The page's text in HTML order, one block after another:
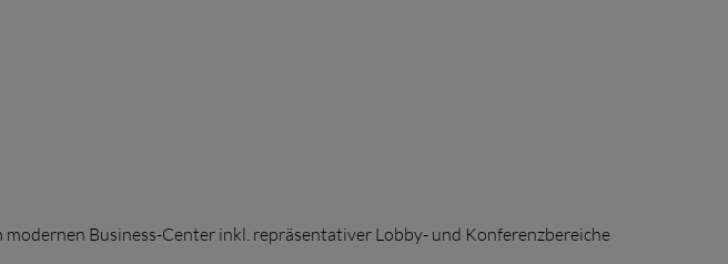
Business-Center inkl. repräsentativer Lobby- und Konferenzbereiche